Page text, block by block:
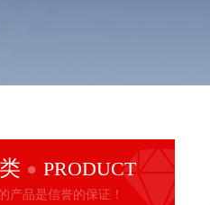
PRODUCT
产品是信誉的保证！